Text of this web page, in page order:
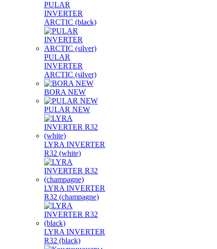
PULAR
INVERTER
ARCTIC (black)
PULAR
INVERTER
ARCTIC (silver)
BORA NEW
PULAR NEW
LYRA INVERTER
R32 (white)
LYRA INVERTER
R32 (champagne)
LYRA INVERTER
R32 (black)